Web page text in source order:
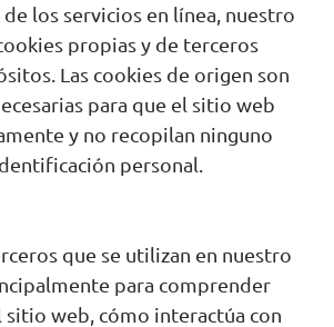
los servicios en línea, nuestro
propias y de terceros
Las cookies de origen son
para que el sitio web
y no recopilan ninguno
personal.
que se utilizan en nuestro
para comprender
sitio web, cómo interactúa con